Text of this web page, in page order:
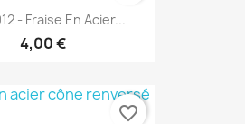
- Fraise En Acier...
4,00 €
favorite_border